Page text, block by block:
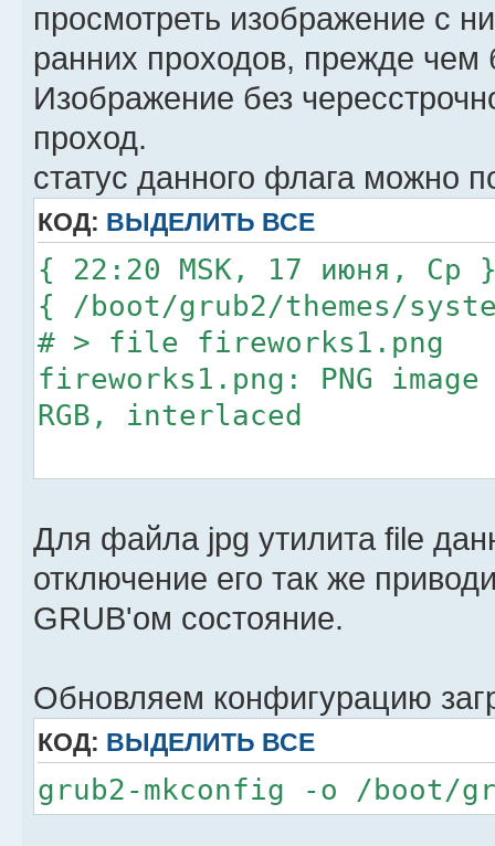
просмотреть изображение с
ранних проходов, прежде чем
Изображение без
проход.
статус данного флага можно
КОД: ВЫДЕЛИТЬ ВСЕ
{ 22:20 MSK, 17 июня,
{ /boot/grub2/themes/
# > file fireworks1.png
fireworks1.png: PNG
RGB, interlaced
{ 22:24 MSK, 17 июня, Ср
{ /boot/grub2/themes/
# > file fireworks.png
fireworks.png: PNG
RGB, non-interlaced
Для файла jpg утилита file
отключение его так же
GRUB'ом состояние.
Обновляем конфигурацию
КОД: ВЫДЕЛИТЬ ВСЕ
grub2-mkconfig -o /boot/